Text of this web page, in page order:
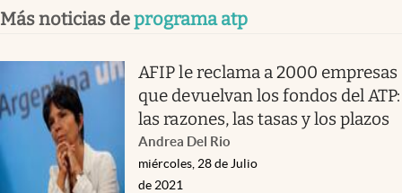
Más noticias deprograma atp
AFIP le reclama a 2000 empresas
que devuelvan los fondos del ATP:
las razones, las tasas y los plazos
Andrea Del Rio
miércoles, 28 de Julio
de 2021